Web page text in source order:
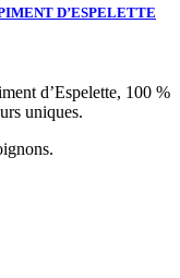
D’ESPELETTE
d’Espelette, 100 %
uniques.